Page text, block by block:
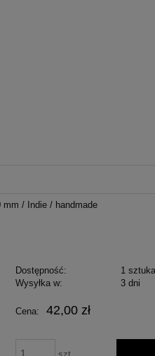
/ Indie / handmade
Dostępność:
1 sztuka
Wysyłka w:
3 dni
Cena: 42,00 zł